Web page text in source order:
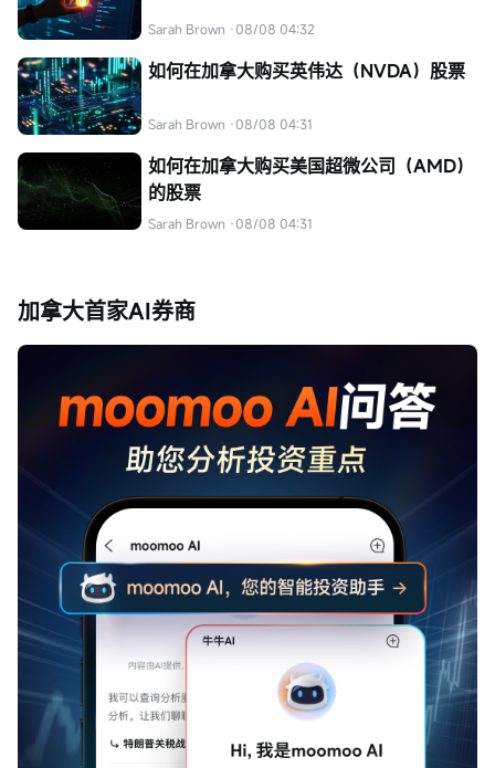
Sarah Brown ·08/08 04:32
如何在加拿大购买英伟达（NVDA）股票
Sarah Brown ·08/08 04:31
如何在加拿大购买美国超微公司（AMD）
的股票
Sarah Brown ·08/08 04:31
加拿大首家AI券商